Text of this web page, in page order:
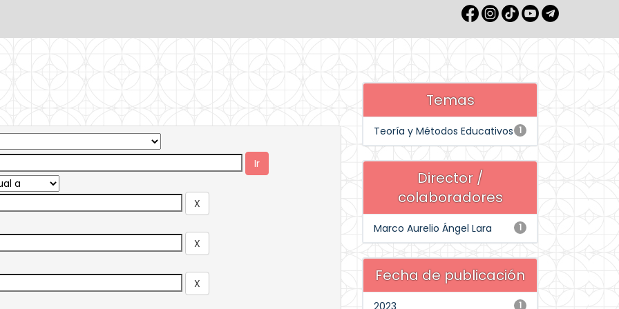
Temas
1
Teoría y Métodos Educativos
Director /
colaboradores
1
Marco Aurelio Ángel Lara
Fecha de publicación
1
2023